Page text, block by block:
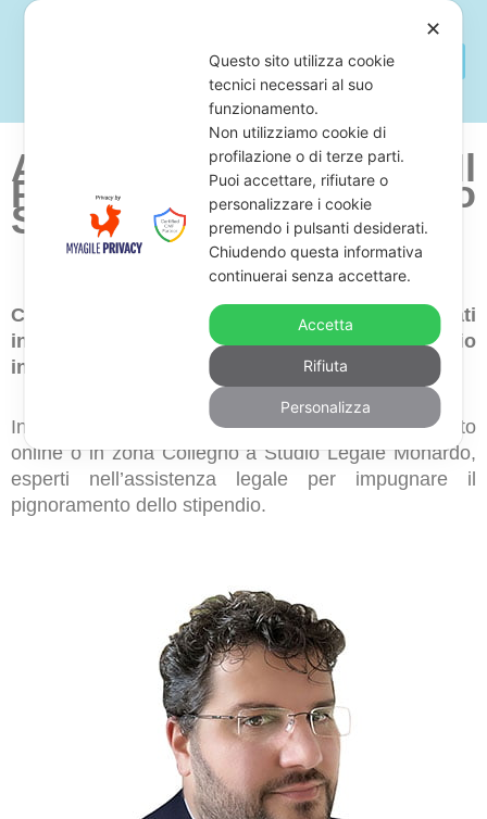
Avvocato Per Fermare Il
Pignoramento Dello
Stipendio a Collegno
Cerchi uno studio legale di avvocati specializzati
in annullamento del pignoramento dello stipendio
in zona Collegno?
In tal caso, ti proponiamo di richiedere un consulto
online o in zona Collegno a Studio Legale Monardo,
esperti nell’assistenza legale per impugnare il
pignoramento dello stipendio.
✕
Questo sito utilizza cookie
tecnici necessari al suo
funzionamento.
Non utilizziamo cookie di
profilazione o di terze parti.
Puoi accettare, rifiutare o
personalizzare i cookie
premendo i pulsanti desiderati.
Chiudendo questa informativa
continuerai senza accettare.
Accetta
Rifiuta
Personalizza